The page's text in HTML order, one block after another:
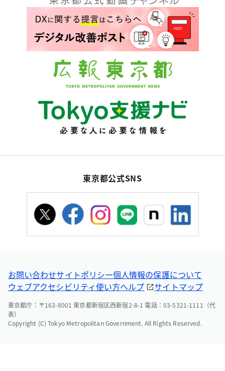
東京都公式SNS
お問い合わせサイトポリシー個人情報の保護について
ウェブアクセシビリティ使い方ヘルプ サイトマップ
東京都庁：〒163-8001 東京都新宿区西新宿2-8-1 電話：03-5321-1111（代
表）
Copyright (C) Tokyo Metropolitan Government. All Rights Reserved.